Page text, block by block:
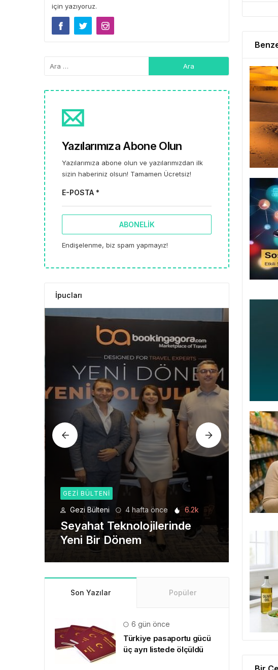
için yazıyoruz.
Yazılarımıza Abone Olun
Yazılarımıza abone olun ve yazılarımızdan ilk
sizin haberiniz olsun! Tamamen Ücretsiz!
E-POSTA *
ABONELIK
Endişelenme, biz spam yapmayız!
İpucları
6.2k
GEZI BÜLTENI
Gezi Bülteni 1 ay önce
Manevi Yolculukta Yeni
Dönem
Son Yazılar Popüler
6 gün önce
Türkiye pasaportu gücü
üç ayrı listede ölçüldü